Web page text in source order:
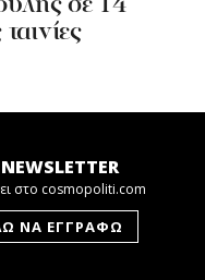
σε 14
στο cosmopoliti.com